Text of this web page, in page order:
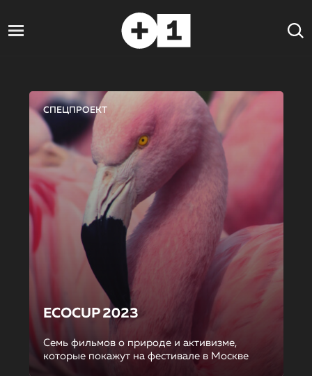
СПЕЦПРОЕКТ
ECOCUP 2023
Семь фильмов о природе и активизме,
которые покажут на фестивале в Москве